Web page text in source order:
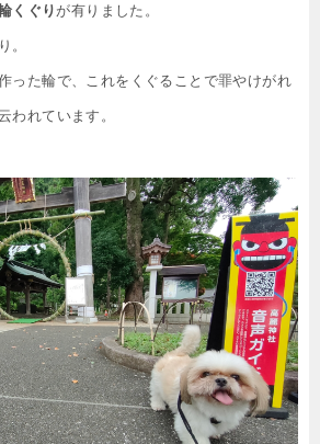
くぐり が有りました。
。
った輪で、これをくぐることで罪やけがれ
われています。